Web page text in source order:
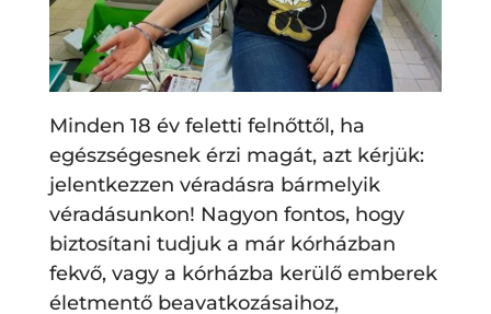
Minden 18 év feletti felnőttől, ha
egészségesnek érzi magát, azt kérjük:
jelentkezzen véradásra bármelyik
véradásunkon! Nagyon fontos, hogy
biztosítani tudjuk a már kórházban
fekvő, vagy a kórházba kerülő emberek
életmentő beavatkozásaihoz,